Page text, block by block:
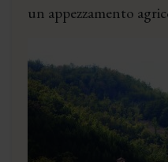
un appezzamento